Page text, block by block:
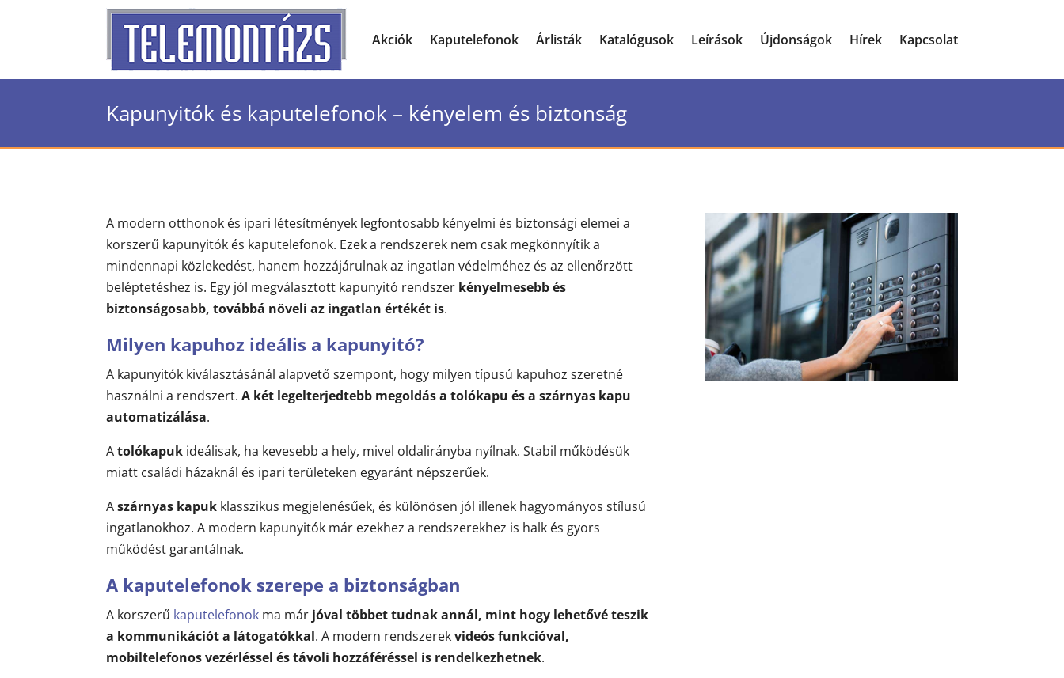
Akciók Kaputelefonok Árlisták Katalógusok Leírások Újdonságok Hírek Kapcsolat
Kapunyitók és kaputelefonok – kényelem és biztonság
A modern otthonok és ipari létesítmények legfontosabb kényelmi és biztonsági elemei a
korszerű kapunyitók és kaputelefonok. Ezek a rendszerek nem csak megkönnyítik a
mindennapi közlekedést, hanem hozzájárulnak az ingatlan védelméhez és az ellenőrzött
beléptetéshez is. Egy jól megválasztott kapunyitó rendszer kényelmesebb és
biztonságosabb, továbbá növeli az ingatlan értékét is.
Milyen kapuhoz ideális a kapunyitó?
A kapunyitók kiválasztásánál alapvető szempont, hogy milyen típusú kapuhoz szeretné
használni a rendszert.A két legelterjedtebb megoldás a tolókapu és a szárnyas kapu
automatizálása.
Atolókapuk ideálisak, ha kevesebb a hely, mivel oldalirányba nyílnak. Stabil működésük
miatt családi házaknál és ipari területeken egyaránt népszerűek.
Aszárnyas kapuk klasszikus megjelenésűek, és különösen jól illenek hagyományos stílusú
ingatlanokhoz. A modern kapunyitók már ezekhez a rendszerekhez is halk és gyors
működést garantálnak.
A kaputelefonok szerepe a biztonságban
A korszerű kaputelefonok ma már jóval többet tudnak annál, mint hogy lehetővé teszik
a kommunikációt a látogatókkal. A modern rendszerekvideós funkcióval,
mobiltelefonos vezérléssel és távoli hozzáféréssel is rendelkezhetnek.